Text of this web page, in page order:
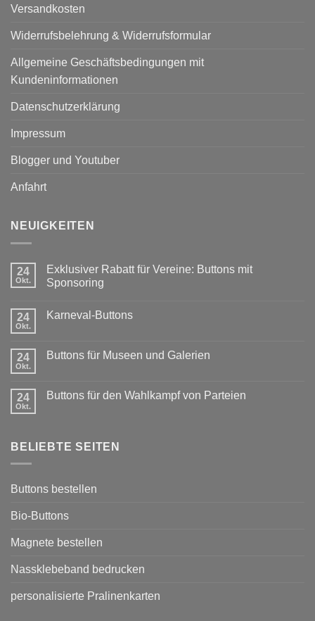
Versandkosten
Widerrufsbelehrung & Widerrufsformular
Allgemeine Geschäftsbedingungen mit
Kundeninformationen
Datenschutzerklärung
Impressum
Blogger und Youtuber
Anfahrt
NEUIGKEITEN
24
Okt.
Exklusiver Rabatt für Vereine: Buttons mit
Sponsoring
zu
Vereine:
Buttons
24
Okt.
Karneval-Buttons
Karneval-
24
Okt.
Buttons für Museen und Galerien
Buttons
24
Okt.
Buttons für den Wahlkampf von Parteien
für
BELIEBTE SEITEN
Buttons bestellen
Bio-Buttons
Magnete bestellen
Nassklebeband bedrucken
personalisierte Pralinenkarten